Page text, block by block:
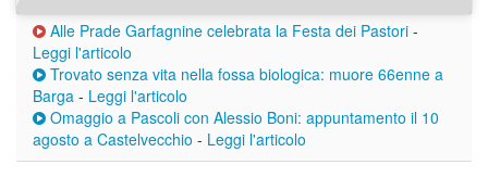
Alle Prade Garfagnine celebrata la Festa dei Pastori -
Leggi l'articolo
Trovato senza vita nella fossa biologica: muore 66enne a
Barga - Leggi l'articolo
Omaggio a Pascoli con Alessio Boni: appuntamento il 10
agosto a Castelvecchio - Leggi l'articolo